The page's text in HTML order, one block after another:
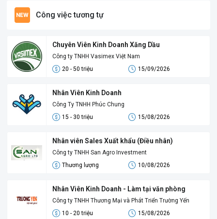
Công việc tương tự
Chuyên Viên Kinh Doanh Xăng Dầu
Công ty TNHH Vasimex Việt Nam
20 - 50 triệu
15/09/2026
Nhân Viên Kinh Doanh
Công Ty TNHH Phúc Chung
15 - 30 triệu
15/08/2026
Nhân viên Sales Xuất khẩu (Điều nhân)
Công ty TNHH San Agro Investment
Thương lượng
10/08/2026
Nhân Viên Kinh Doanh - Làm tại văn phòng
Công ty TNHH Thương Mại và Phát Triển Trường Yến
10 - 20 triệu
15/08/2026